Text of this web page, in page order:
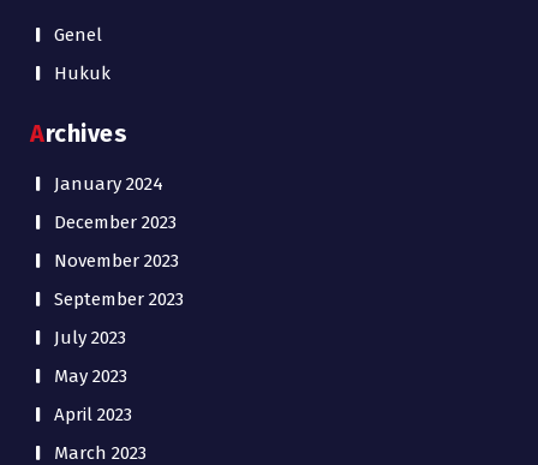
Genel
Hukuk
Archives
January 2024
December 2023
November 2023
September 2023
July 2023
May 2023
April 2023
March 2023